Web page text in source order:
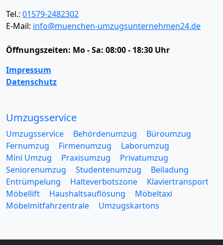
Tel.: 01579-2482302
E-Mail: info@muenchen-umzugsunternehmen24.de
Öffnungszeiten: Mo - Sa: 08:00 - 18:30 Uhr
Impressum
Datenschutz
Umzugsservice
Umzugsservice Behördenumzug
Büroumzug
Fernumzug
Firmenumzug
Laborumzug
Mini Umzug
Praxisumzug
Privatumzug
Seniorenumzug
Studentenumzug
Beiladung
Entrümpelung
Halteverbotszone
Klaviertransport
Möbellift
Haushaltsauflösung
Möbeltaxi
Möbelmitfahrzentrale
Umzugskartons